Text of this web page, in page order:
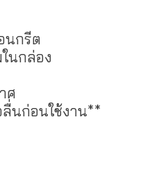
นกรีต
นกล่อง
ศ
นก่อนใช้งาน**